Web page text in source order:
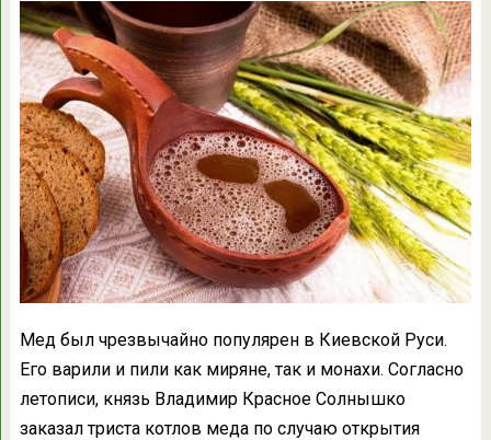
Мед был чрезвычайно популярен в Киевской Руси.
Его варили и пили как миряне, так и монахи. Согласно
летописи, князь Владимир Красное Солнышко
заказал триста котлов меда по случаю открытия